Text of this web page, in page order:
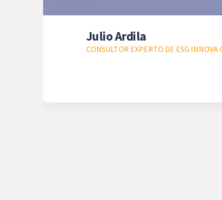
Julio Ardila
CONSULTOR EXPERTO DE ESG INNOVA